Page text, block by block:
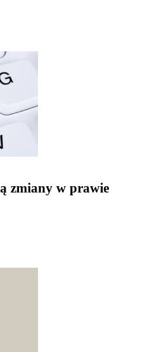
zmiany w prawie